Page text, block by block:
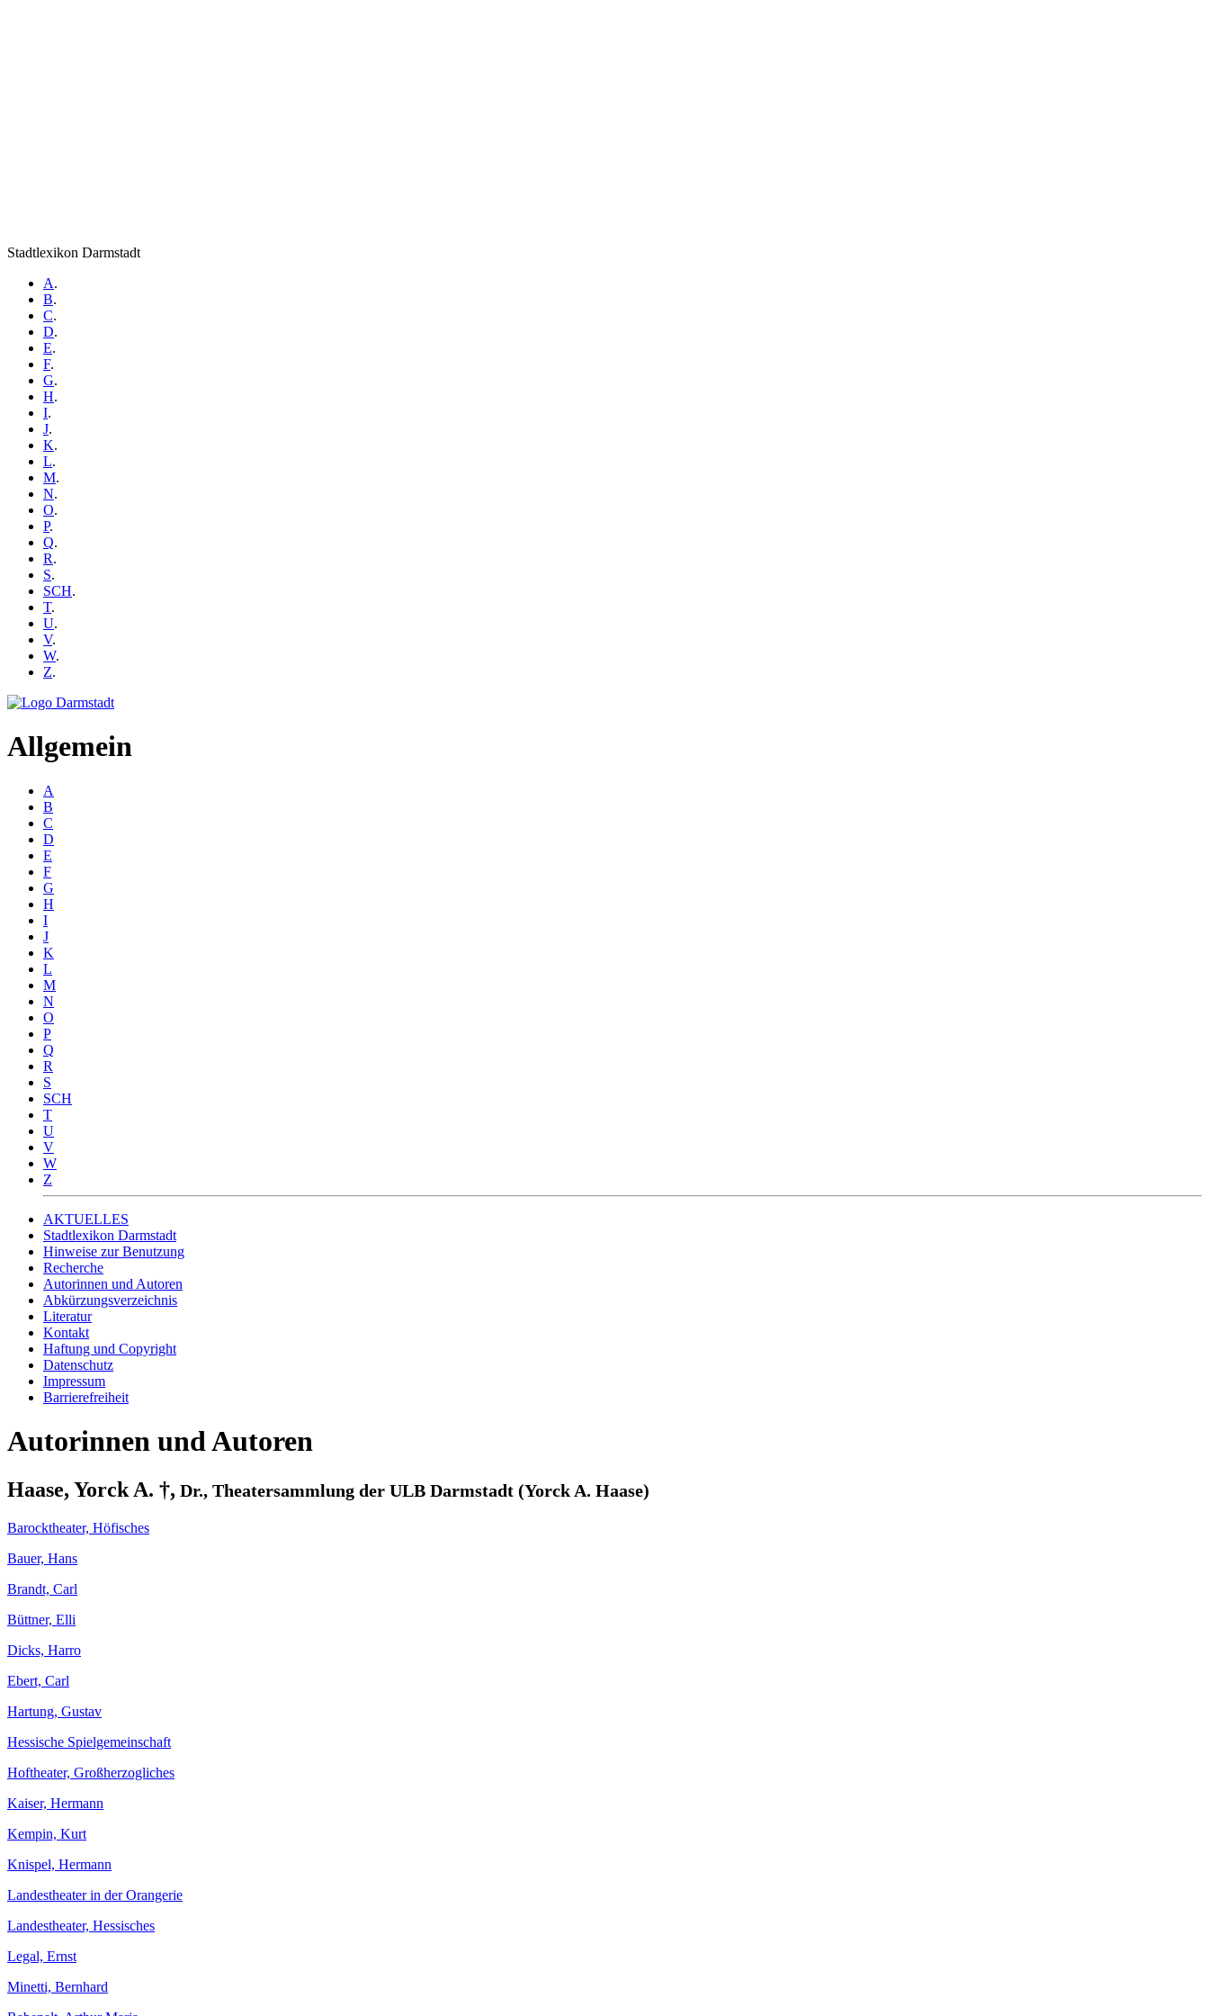
Stadtlexikon Darmstadt
A.
B.
C.
D.
E.
F.
G.
H.
I.
J.
K.
L.
M.
N.
O.
P.
Q.
R.
S.
SCH.
T.
U.
V.
W.
Z.
Allgemein
A
B
C
D
E
F
G
H
I
J
K
L
M
N
O
P
Q
R
S
SCH
T
U
V
W
Z
AKTUELLES
Stadtlexikon Darmstadt
Hinweise zur Benutzung
Recherche
Autorinnen und Autoren
Abkürzungsverzeichnis
Literatur
Kontakt
Haftung und Copyright
Datenschutz
Impressum
Barrierefreiheit
Autorinnen und Autoren
Haase, Yorck A. †, Dr., Theatersammlung der ULB Darmstadt (Yorck A. Haase)
Barocktheater, Höfisches
Bauer, Hans
Brandt, Carl
Büttner, Elli
Dicks, Harro
Ebert, Carl
Hartung, Gustav
Hessische Spielgemeinschaft
Hoftheater, Großherzogliches
Kaiser, Hermann
Kempin, Kurt
Knispel, Hermann
Landestheater in der Orangerie
Landestheater, Hessisches
Legal, Ernst
Minetti, Bernhard